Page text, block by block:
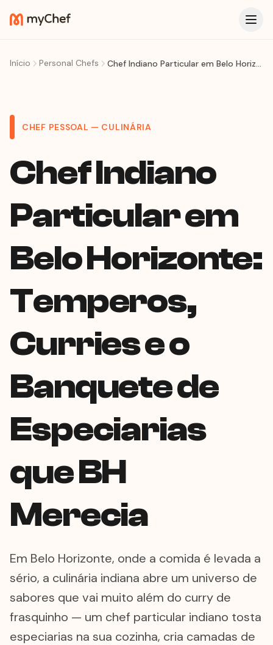
Início Personal Chefs Chef Indiano Particular em Belo Horizonte: Temperos, Curries e o Banquete de Especiarias que BH Merecia
CHEF PESSOAL — CULINÁRIA
Chef Indiano
Particular em
Belo Horizonte:
Temperos,
Curries e o
Banquete de
Especiarias
que BH
Merecia
Em Belo Horizonte, onde a comida é levada a
sério, a culinária indiana abre um universo de
sabores que vai muito além do curry de
frasquinho — um chef particular indiano tosta
especiarias na sua cozinha, cria camadas de